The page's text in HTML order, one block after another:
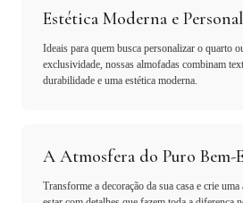
Estética Moderna e
Ideais para quem busca personalizar o quarto
exclusividade, nossas almofadas combinam
durabilidade e uma estética moderna.
A Atmosfera do Puro Bem-
Transforme a decoração da sua casa e crie